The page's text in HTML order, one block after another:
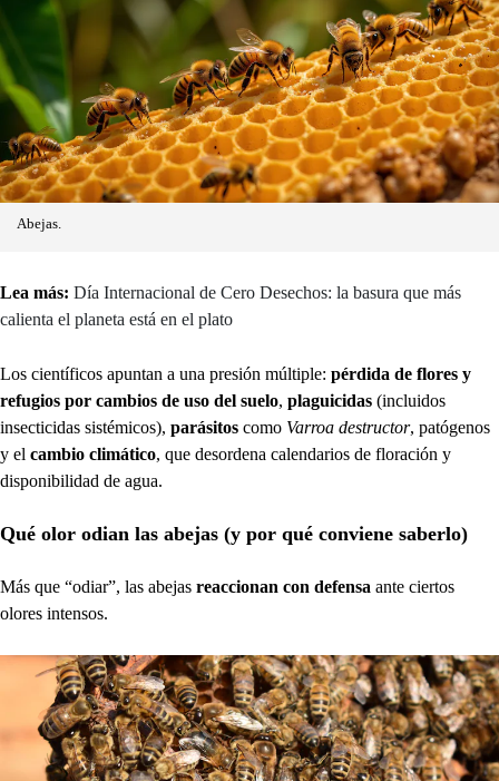
Abejas.
Lea más: Día Internacional de Cero Desechos: la basura que más
calienta el planeta está en el plato
Los científicos apuntan a una presión múltiple: pérdida de flores y
refugios por cambios de uso del suelo, plaguicidas (incluidos
insecticidas sistémicos), parásitos como Varroa destructor, patógenos
y el cambio climático, que desordena calendarios de floración y
disponibilidad de agua.
Qué olor odian las abejas (y por qué conviene saberlo)
Más que “odiar”, las abejas reaccionan con defensa ante ciertos
olores intensos.